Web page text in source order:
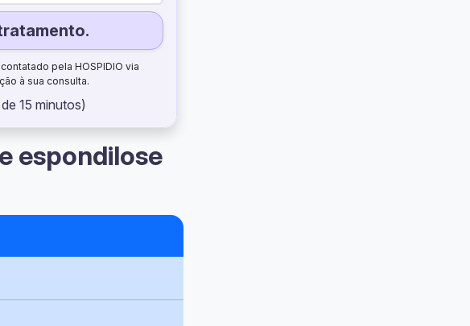
pela HOSPIDIO via
à sua consulta.
15 minutos)
espondilose